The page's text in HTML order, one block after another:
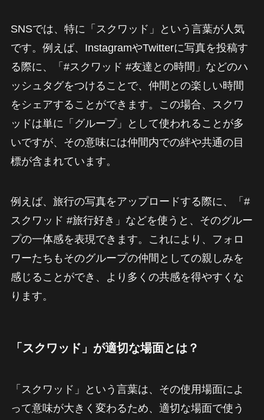
SNSでは、特に「スクワッド」という言葉が人気
です。例えば、InstagramやTwitterに写真を投稿す
る際に、「#スクワッド #友達との時間」などのハ
ッシュタグをつけることで、仲間との楽しい時間
をシェアすることができます。この場合、スクワ
ッドは単に「グループ」として使われることが多
いですが、その意味には仲間内での絆や共通の目
標が含まれています。
例えば、旅行の写真をアップロードする際に、「#
スクワッド #旅行好き」などを使うと、そのグルー
プの一体感を表現できます。これにより、フォロ
ワーたちもそのグループの仲間としての親しみを
感じることができ、より多くの共感を得やすくな
ります。
「スクワッド」が適切な場面とは？
「スクワッド」という言葉は、その使用場面によ
って意味が大きく変わるため、適切な場面で使う